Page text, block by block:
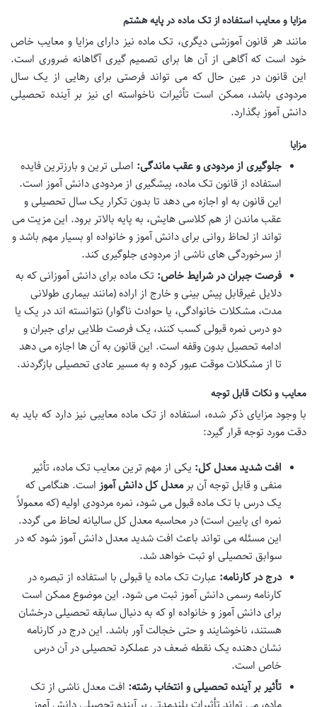
مزایا و معایب استفاده از تک ماده در پایه هشتم
مانند هر قانون آموزشی دیگری، تک ماده نیز دارای مزایا و معایب خاص
خود است که آگاهی از آن ها برای تصمیم گیری آگاهانه ضروری است.
این قانون در عین حال که می تواند فرصتی برای رهایی از یک سال
مردودی باشد، ممکن است تأثیرات ناخواسته ای نیز بر آینده تحصیلی
دانش آموز بگذارد.
مزایا
جلوگیری از مردودی و عقب ماندگی: اصلی ترین و بارزترین فایده
استفاده از قانون تک ماده، پیشگیری از مردودی دانش آموز است.
این قانون به او اجازه می دهد تا بدون تکرار یک سال تحصیلی و
عقب ماندن از هم کلاسی هایش، به پایه بالاتر برود. این مزیت می
تواند از لحاظ روانی برای دانش آموز و خانواده او بسیار مهم باشد و
از سرخوردگی های ناشی از مردودی جلوگیری کند.
فرصت جبران در شرایط خاص: تک ماده برای دانش آموزانی که به
دلایل غیرقابل پیش بینی و خارج از اراده (مانند بیماری طولانی
مدت، مشکلات خانوادگی، یا حوادث ناگوار) نتوانسته اند در یک یا
دو درس نمره قبولی کسب کنند، یک فرصت طلایی برای جبران و
ادامه تحصیل بدون وقفه است. این قانون به آن ها اجازه می دهد
تا از مشکلات موقت عبور کرده و به مسیر عادی تحصیلی بازگردند.
معایب و نکات قابل توجه
با وجود مزایای ذکر شده، استفاده از تک ماده معایبی نیز دارد که باید به
دقت مورد توجه قرار گیرد:
افت شدید معدل کل: یکی از مهم ترین معایب تک ماده، تأثیر
منفی و قابل توجه آن برمعدل کل دانش آموز است. هنگامی که
یک درس با تک ماده قبول می شود، نمره مردودی اولیه (که معمولاً
نمره ای پایین است) در محاسبه معدل کل سالیانه لحاظ می گردد.
این مسئله می تواند باعث افت شدید معدل دانش آموز شود که در
سوابق تحصیلی او ثبت خواهد شد.
درج در کارنامه: عبارت تک ماده یا قبولی با استفاده از تبصره در
کارنامه رسمی دانش آموز ثبت می شود. این موضوع ممکن است
برای دانش آموز و خانواده او که به دنبال سابقه تحصیلی درخشان
هستند، ناخوشایند و حتی خجالت آور باشد. این درج در کارنامه
نشان دهنده یک نقطه ضعف در عملکرد تحصیلی در آن درس
خاص است.
تأثیر بر آینده تحصیلی و انتخاب رشته: افت معدل ناشی از تک